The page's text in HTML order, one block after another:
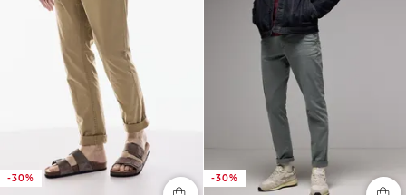
-30% -30%